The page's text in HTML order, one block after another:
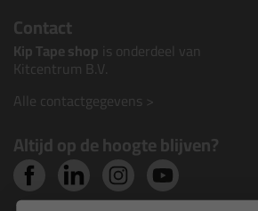
Contact
Kip Tape shop is onderdeel van
Kitcentrum B.V.
Alle contactgegevens >
Altijd op de hoogte blijven?